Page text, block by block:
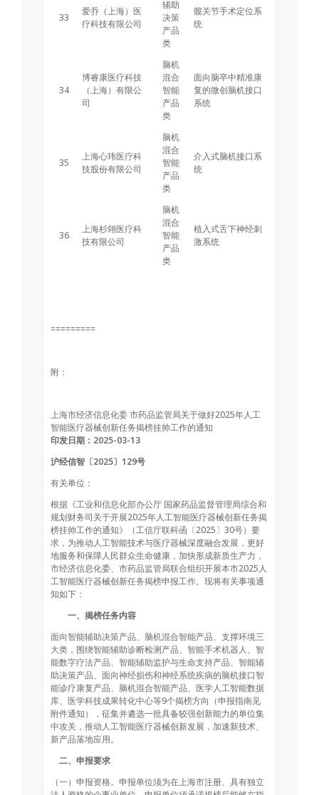
33
爱乔（上海）医
疗科技有限公司
辅助
决策
产品
类
髋关节手术定位系
统
34
博睿康医疗科技
（上海）有限公
司
脑机
混合
智能
产品
类
面向脑卒中精准康
复的微创脑机接口
系统
35
上海心玮医疗科
技股份有限公司
脑机
混合
智能
产品
类
介入式脑机接口系
统
36
上海杉翎医疗科
技有限公司
脑机
混合
智能
产品
类
植入式舌下神经刺
激系统
=========
附：
上海市经济信息化委 市药品监管局关于做好2025年人工
智能医疗器械创新任务揭榜挂帅工作的通知
印发日期：2025-03-13
沪经信智〔2025〕129号
有关单位：
根据《工业和信息化部办公厅 国家药品监督管理局综合和
规划财务司关于开展2025年人工智能医疗器械创新任务揭
榜挂帅工作的通知》（工信厅联科函〔2025〕30号）要
求，为推动人工智能技术与医疗器械深度融合发展，更好
地服务和保障人民群众生命健康，加快形成新质生产力，
市经济信息化委、市药品监管局联合组织开展本市2025人
工智能医疗器械创新任务揭榜申报工作。现将有关事项通
知如下：
一、揭榜任务内容
面向智能辅助决策产品、脑机混合智能产品、支撑环境三
大类，围绕智能辅助诊断检测产品、智能手术机器人、智
能数字疗法产品、智能辅助监护与生命支持产品、智能辅
助决策产品、面向神经损伤和神经系统疾病的脑机接口智
能诊疗康复产品、脑机混合智能产品、医学人工智能数据
库、医学科技成果转化中心等9个揭榜方向（申报指南见
附件通知），征集并遴选一批具备较强创新能力的单位集
中攻关，推动人工智能医疗器械创新发展，加速新技术、
新产品落地应用。
二、申报要求
（一）申报资格。申报单位须为在上海市注册、具有独立